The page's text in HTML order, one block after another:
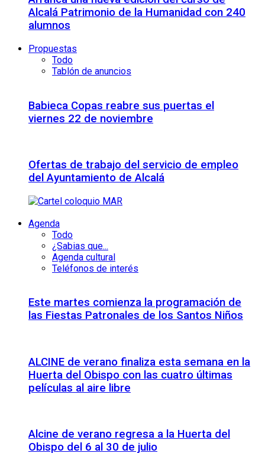
Alcalá Patrimonio de la Humanidad con 240
alumnos
Propuestas
Todo
Tablón de anuncios
Babieca Copas reabre sus puertas el
viernes 22 de noviembre
Ofertas de trabajo del servicio de empleo
del Ayuntamiento de Alcalá
Agenda
Todo
¿Sabias que...
Agenda cultural
Teléfonos de interés
Este martes comienza la programación de
las Fiestas Patronales de los Santos Niños
ALCINE de verano finaliza esta semana en la
Huerta del Obispo con las cuatro últimas
películas al aire libre
Alcine de verano regresa a la Huerta del
Obispo del 6 al 30 de julio